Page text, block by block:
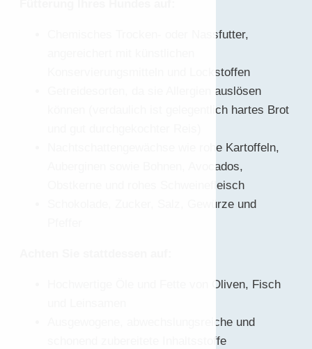
Chemisches Trocken- oder Nassfutter,
Konservierungsmitteln und Lockstoffen
Getreidesorten, da sie Allergien auslösen
können (verdaulich ist gelegentlich hartes Brot
Nachtschattengewächse wie rohe Kartoffeln,
Auberginen sowie Bohnen, Avocados,
Obstkerne und rohes Schweinefleisch
Schokolade, Zucker, Salz, Gewürze und
Hochwertige Öle und Fette von Oliven, Fisch
Ausgewogene, abwechslungsreiche und
schonend zubereitete Inhaltsstoffe